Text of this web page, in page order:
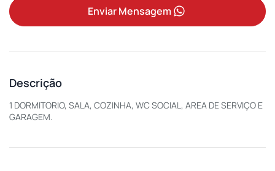
Enviar Mensagem
Descrição
1 DORMITORIO, SALA, COZINHA, WC SOCIAL, AREA DE SERVIÇO E
GARAGEM.